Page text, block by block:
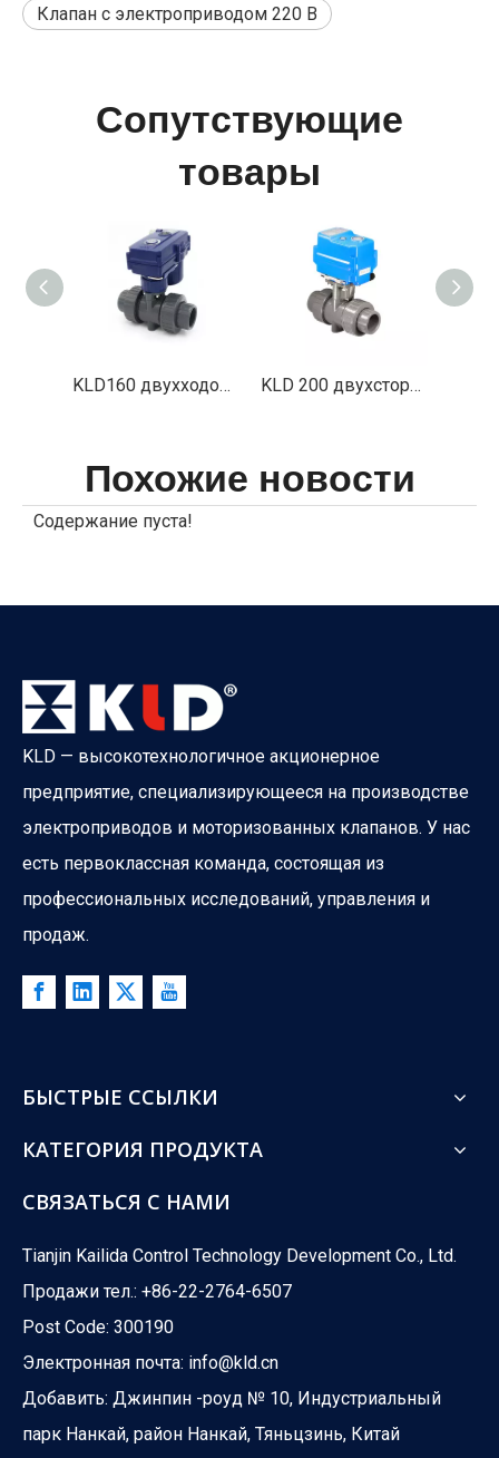
Клапан с электроприводом 220 В
Сопутствующие
товары
KLD160 двухходовых пластиковых шаровых кранов с электроприводом (от 1/2 дюйма до 2 дюймов) KLD 200 двухсторонний моторизованный шаровой клапан (пластик, 1/2 'до 2 ')
Похожие новости
Содержание пуста!
KLD — высокотехнологичное акционерное
предприятие, специализирующееся на производстве
электроприводов и моторизованных клапанов. У нас
есть первоклассная команда, состоящая из
профессиональных исследований, управления и
продаж.
БЫСТРЫЕ ССЫЛКИ
КАТЕГОРИЯ ПРОДУКТА
СВЯЗАТЬСЯ С НАМИ
Tianjin Kailida Control Technology Development Co., Ltd.
Продажи тел.: +86-22-2764-6507
Post Code: 300190
Электронная почта: info@kld.cn
Добавить: Джинпин -роуд № 10, Индустриальный
парк Нанкай, район Нанкай, Тяньцзинь, Китай